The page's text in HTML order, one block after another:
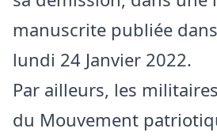
manuscrite publiée
lundi 24 Janvier 2022.
Par ailleurs, les
du Mouvement